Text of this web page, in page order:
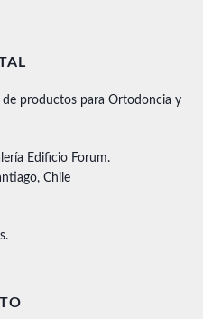
de productos para Ortodoncia y
Edificio Forum.
Chile